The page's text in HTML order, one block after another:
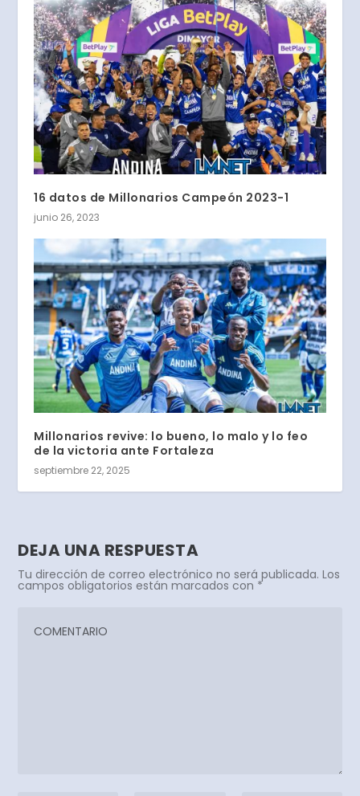
16 datos de Millonarios Campeón 2023-1
junio 26, 2023
Millonarios revive: lo bueno, lo malo y lo feo
de la victoria ante Fortaleza
septiembre 22, 2025
DEJA UNA RESPUESTA
Tu dirección de correo electrónico no será publicada. Los
campos obligatorios están marcados con *